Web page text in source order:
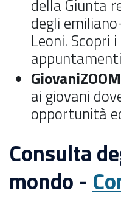
della Giunta
degli
Leoni.
GiovaniZOOM
ai giovani
opportunità
Consulta
mondo -